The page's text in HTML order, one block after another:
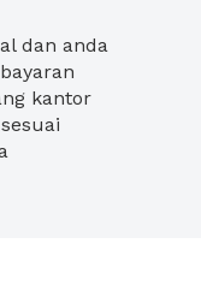
dan anda
kantor